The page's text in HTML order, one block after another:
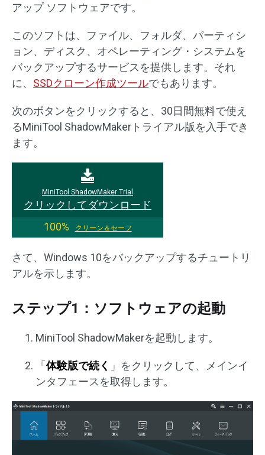
アップ ソフトウェアです。
このソフトは、ファイル、フォルダ、パーティシ
ョン、ディスク、オペレーティング・システムを
バックアップするサービスを提供します。それ
に、 SSDクローン作成ツールでもあります。
次のボタンをクリックすると、30日間無料で使え
るMiniTool ShadowMakerトライアル版を入手でき
ます。
MiniTool ShadowMaker Trial
クリックしてダウンロード
100%
クリーン＆セーフ
さて、Windows 10をバックアップするチュートリ
アルを示します。
ステップ1：ソフトウェアの起動
MiniTool ShadowMakerを起動します。
「 体験版で続く 」をクリックして、メインイ
ンタフェースを取得します。